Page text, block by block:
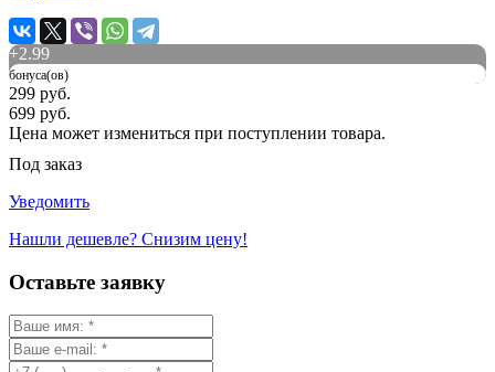
+2.99
бонуса(ов)
299 руб.
699 руб.
Цена может измениться при поступлении товара.
Под заказ
Уведомить
Нашли дешевле? Снизим цену!
Оставьте заявку